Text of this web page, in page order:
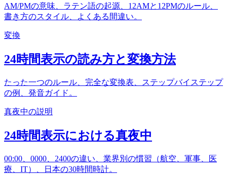
AM/PMの意味、ラテン語の起源、12AMと12PMのルール、
書き方のスタイル、よくある間違い。
変換
24時間表示の読み方と変換方法
たった一つのルール、完全な変換表、ステップバイステップ
の例、発音ガイド。
真夜中の説明
24時間表示における真夜中
00:00、0000、2400の違い、業界別の慣習（航空、軍事、医
療、IT）、日本の30時間時計。